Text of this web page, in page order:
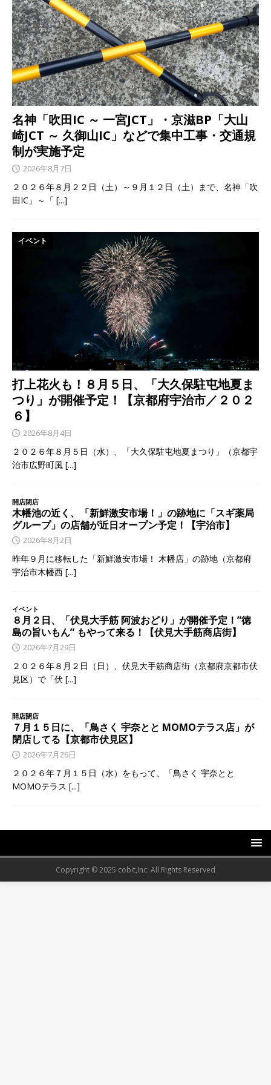
名神「吹田IC ～ 一宮JCT」・京滋BP「大山
崎JCT ～ 久御山IC」などで集中工事・交通規
制が実施予定
2026年8月7日
２０２６年８月２２日（土）～９月１２日（土）まで、名神「吹
田IC」～「 [...]
打上花火も！８月５日、「大久保駐屯地夏ま
つり」が開催予定！【京都府宇治市／２０２
６】
イベント
2026年8月4日
２０２６年８月５日（水）、「大久保駐屯地夏まつり」（京都宇
治市広野町風 [...]
開店閉店
木幡池の近く、「新鮮激安市場！」の跡地に「スギ薬局
グループ」の店舗が近日オープン予定！【宇治市】
2026年8月2日
昨年９月に移転した「新鮮激安市場！ 木幡店」の跡地（京都府
宇治市木幡西 [...]
イベント
８月２日、「伏見大手筋 阿波おどり」が開催予定！”徳
島の旨いもん” もやって来る！【伏見大手筋商店街】
2026年7月29日
２０２６年８月２日（日）、伏見大手筋商店街（京都府京都市伏
見区）で「伏 [...]
開店閉店
７月１５日に、「鳥さく 宇奈とと MOMOテラス店」が
閉店してる【京都市伏見区】
2026年7月26日
２０２６年７月１５日（水）をもって、「鳥さく 宇奈とと
MOMOテラス [...]
Copyright © 2025 cobit,Inc. All Rights Reserved